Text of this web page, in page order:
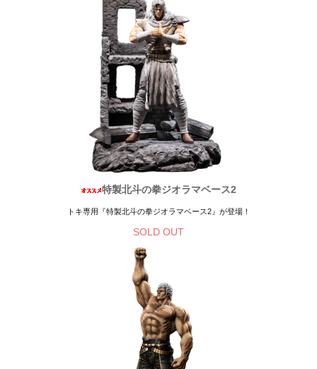
特製北斗の拳ジオラマベース2
トキ専用『特製北斗の拳ジオラマベース2』が登場！
SOLD OUT